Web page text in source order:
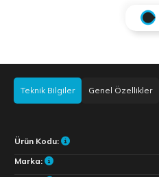
Teknik Bilgiler Genel Özellikler
Ürün Kodu:
Marka: